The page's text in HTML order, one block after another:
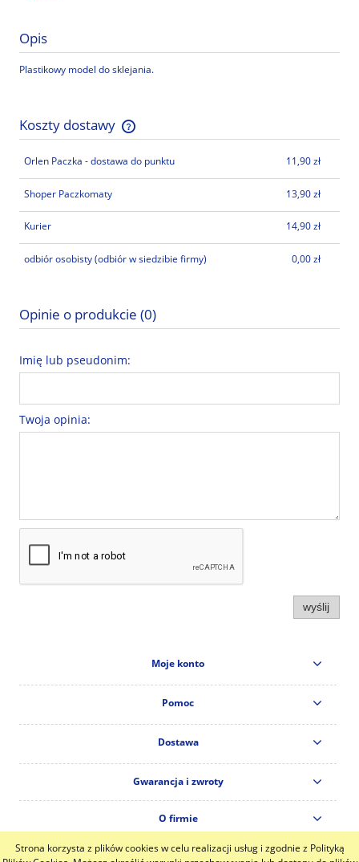
Strona korzysta z plików cookies w celu realizacji usług i zgodnie z Polityką
Opis
Plastikowy model do sklejania.
Koszty dostawy
Cena nie zawiera ewentualnych kosztów płatności
Orlen Paczka - dostawa do punktu 11,90 zł
Shoper Paczkomaty 13,90 zł
Kurier 14,90 zł
odbiór osobisty(odbiór w siedzibie firmy) 0,00 zł
Opinie o produkcie (0)
Imię lub pseudonim:
Twoja opinia:
wyślij
Moje konto
Pomoc
Dostawa
Gwarancja i zwroty
O firmie